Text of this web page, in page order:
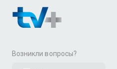
Возникли вопросы?